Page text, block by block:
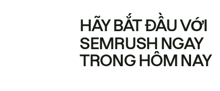
HÃY BẮT ĐẦU VỚI
SEMRUSH NGAY
TRONG HÔM NAY